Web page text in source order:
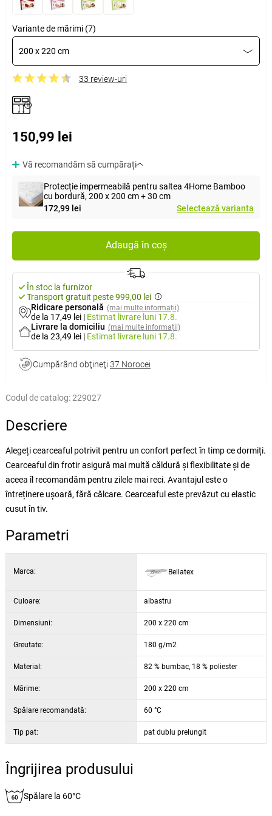
Variante de mărimi (7)
200 x 220 cm
33 review-uri
150,99 lei
Vă recomandăm să cumpărați
Protecție impermeabilă pentru saltea 4Home Bamboo
cu bordură, 200 x 200 cm + 30 cm
172,99 lei
Selectează varianta
Adaugă în coș
În stoc la furnizor
Transport gratuit peste 999,00 lei
Ridicare personală (mai multe informații)
de la 17,49 lei | Estimat livrare luni 17.8.
Livrare la domiciliu (mai multe informații)
de la 23,49 lei | Estimat livrare luni 17.8.
Cumpărând obţineţi 37 Norocei
Codul de catalog:229027
Descriere
Alegeți cearceaful potrivit pentru un confort perfect în timp ce dormiți.
Cearceaful din frotir asigură mai multă căldură și flexibilitate și de
aceea îl recomandăm pentru zilele mai reci. Avantajul este o
întreținere ușoară, fără călcare. Cearceaful este prevăzut cu elastic
cusut în tiv.
Parametri
Marca: Bellatex
Culoare: albastru
Dimensiuni: 200 x 220 cm
Greutate: 180 g/m2
Material: 82 % bumbac, 18 % poliester
Mărime: 200 x 220 cm
Spălare recomandată: 60 °C
Tip pat: pat dublu prelungit
Îngrijirea produsului
Spălare la 60°C